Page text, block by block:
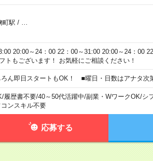
町駅 /
20:00～24：00 22：00～31:00 20:00～24：00
トもございます！ お気軽にご相談ください！
ん即日スタートもOK！ ■曜日・日数はアナタ次
/履歴書不要/40～50代活躍中/副業・WワークOK/シ
ンスキル不要
応募する